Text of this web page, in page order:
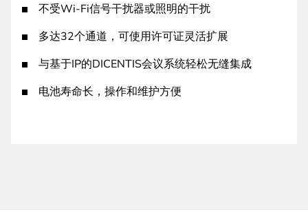
不受Wi-Fi信号干扰器或照明的干扰
多达32个通道，可使用许可证灵活扩展
与基于IP的DICENTIS会议系统轻松无缝集成
电池寿命长，操作和维护方便